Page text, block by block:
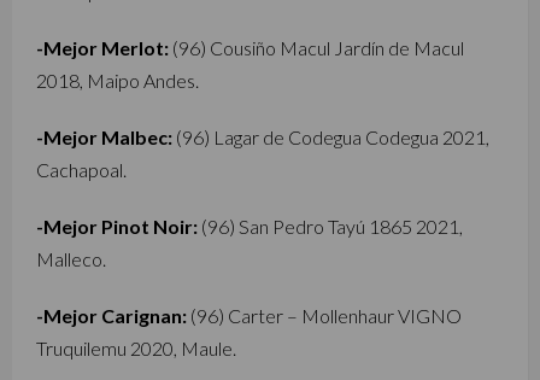
-Mejor Merlot: (96) Cousiño Macul Jardín de Macul
2018, Maipo Andes.
-Mejor Malbec: (96) Lagar de Codegua Codegua 2021,
Cachapoal.
-Mejor Pinot Noir: (96) San Pedro Tayú 1865 2021,
Malleco.
-Mejor Carignan: (96) Carter – Mollenhaur VIGNO
Truquilemu 2020, Maule.